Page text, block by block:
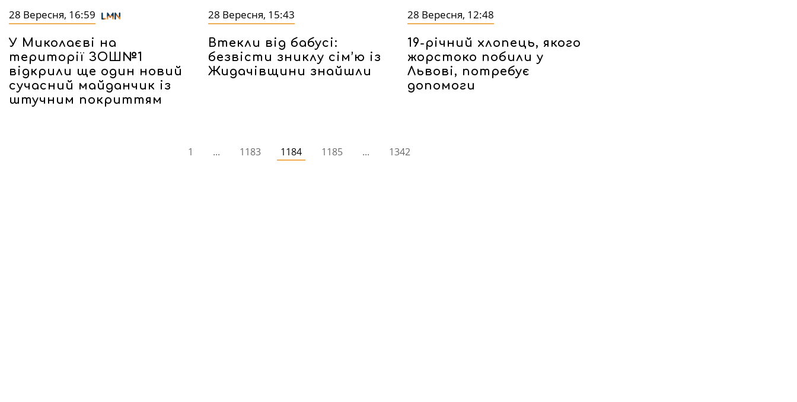
28 Вересня, 16:59
У Миколаєві на
території ЗОШ№1
відкрили ще один новий
сучасний майданчик із
штучним покриттям
28 Вересня, 15:43
Втекли від бабусі:
безвісти зниклу сім’ю із
Жидачівщини знайшли
28 Вересня, 12:48
19-річний хлопець, якого
жорстоко побили у
Львові, потребує
допомоги
1 ... 1183 1184 1185 ... 1342